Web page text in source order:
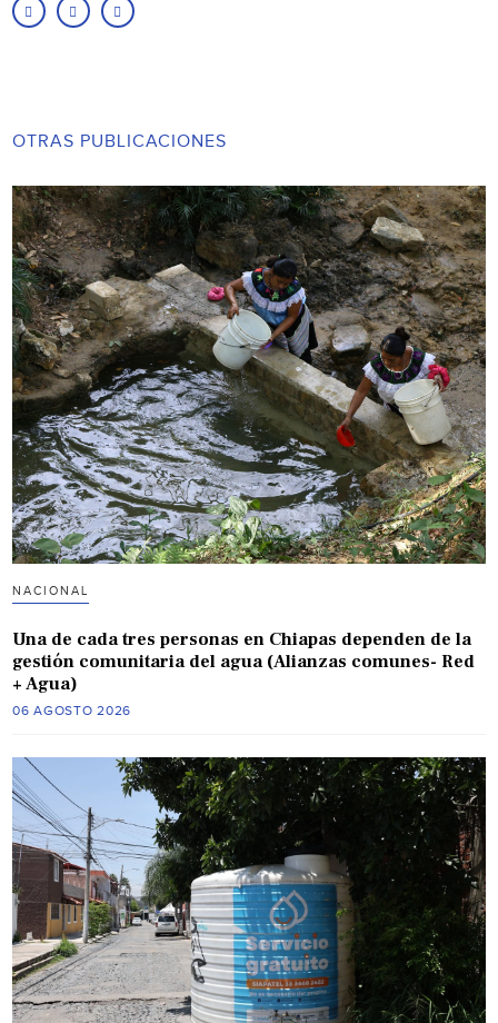
OTRAS PUBLICACIONES
NACIONAL
Una de cada tres personas en Chiapas dependen de la
gestión comunitaria del agua (Alianzas comunes- Red
+ Agua)
06 AGOSTO 2026